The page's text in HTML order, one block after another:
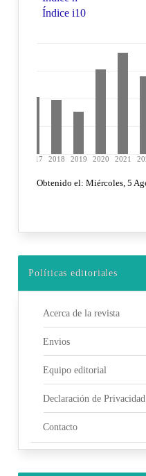
Políticas editoriales
Acerca de la revista
Envios
Equipo editorial
Declaración de Privacidad
Contacto